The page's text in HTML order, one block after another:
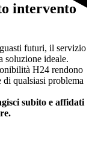
intervento
futuri, il servizio
soluzione ideale.
H24 rendono
di qualsiasi problema
subito e affidati